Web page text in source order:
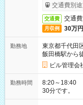
交通費別
交通費 交通
月収例 30万
勤務地
東京都千代田
飯田橋駅から
ビル管理会
勤務時間
8:20～18:40
30分です。